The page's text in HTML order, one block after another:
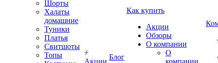
Шорты
Халаты
домашние
Туники
Платья
Свитшоты
Топы
Акции
Блог
Как купить
Акции
Обзоры
О компании
О
компании